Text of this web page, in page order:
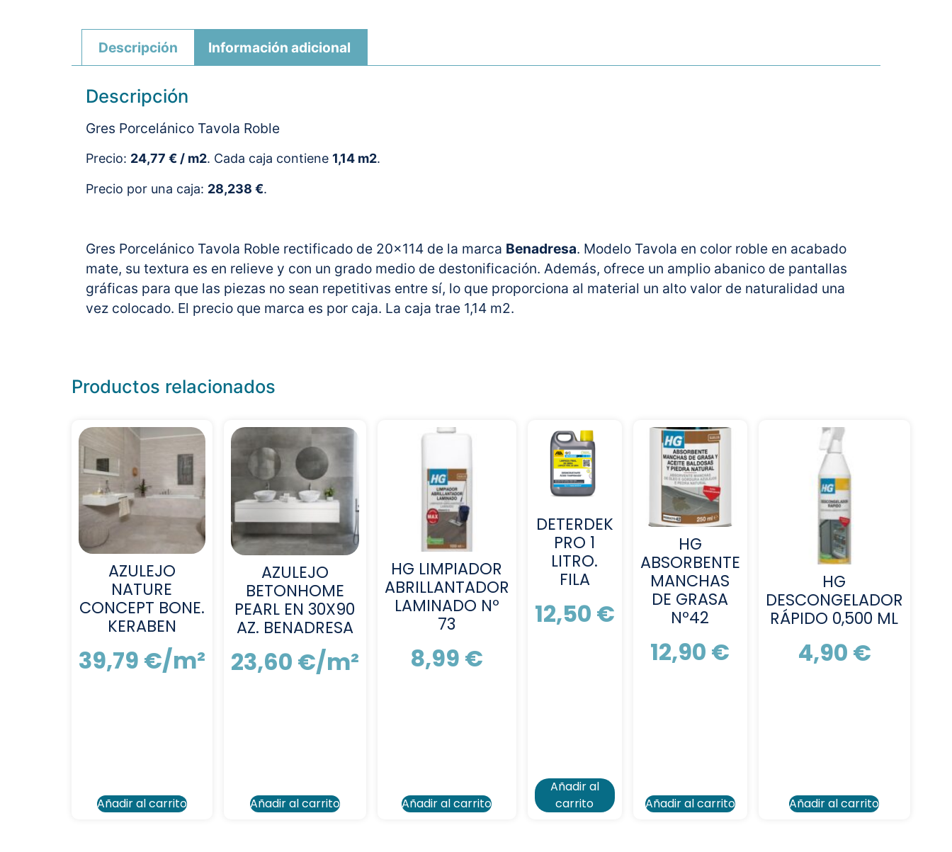
Descripción Información adicional
Descripción
Gres Porcelánico Tavola Roble
Precio: 24,77 € / m2. Cada caja contiene 1,14 m2.
Precio por una caja: 28,238 €.
Gres Porcelánico Tavola Roble rectificado de 20×114 de la marca Benadresa. Modelo Tavola en color roble en acabado
mate, su textura es en relieve y con un grado medio de destonificación. Además, ofrece un amplio abanico de pantallas
gráficas para que las piezas no sean repetitivas entre sí, lo que proporciona al material un alto valor de naturalidad una
vez colocado. El precio que marca es por caja. La caja trae 1,14 m2.
Productos relacionados
AZULEJO
NATURE
CONCEPT BONE.
KERABEN
39,79 €/m²
Añadir al carrito
AZULEJO
BETONHOME
PEARL EN 30X90
AZ. BENADRESA
23,60 €/m²
Añadir al carrito
HG LIMPIADOR
ABRILLANTADOR
LAMINADO Nº
73
8,99 €
Añadir al carrito
DETERDEK
PRO 1
LITRO.
FILA
12,50 €
Añadir al
carrito
HG
ABSORBENTE
MANCHAS
DE GRASA
Nº42
12,90 €
Añadir al carrito
HG
DESCONGELADOR
RÁPIDO 0,500 ML
4,90 €
Añadir al carrito